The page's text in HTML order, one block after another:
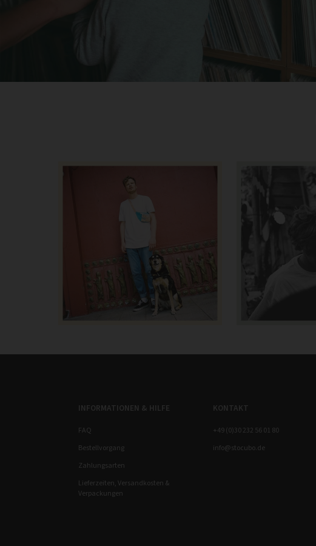
INFORMATIONEN & HILFE
FAQ
Bestellvorgang
Zahlungsarten
Lieferzeiten, Versandkosten &
Verpackungen
KONTAKT
+49 (0)30 232 56 01 80
info@stocubo.de